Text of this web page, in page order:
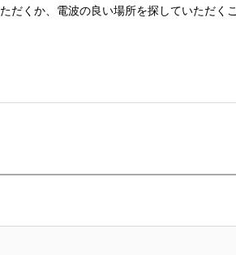
だくか、電波の良い場所を探していただく